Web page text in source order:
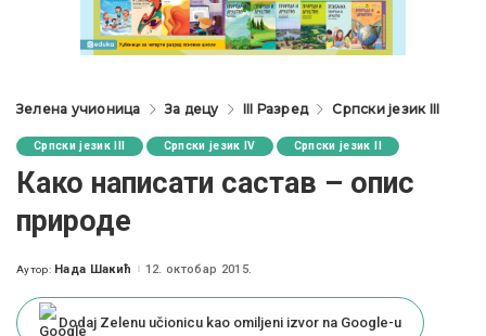
Зелена учионица За децу III Разред Српски језик III
Српски језик III Српски језик IV Српски језик II
Како написати састав – опис
природе
Posted
Аутор: Нада Шакић 12. октобар 2015.
Dodaj Zelenu učionicu kao omiljeni izvor na Google-u